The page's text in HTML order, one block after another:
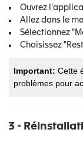
Ouvrez
Allez dans le
Sélectionnez
Choisissez
Important: Cette
problèmes pour
3 -